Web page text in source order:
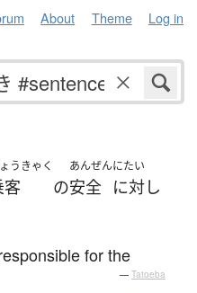
About Theme Log in
うきゃく
客 の
あんぜん
安全
にたい
に対し
for the
— Tatoeba